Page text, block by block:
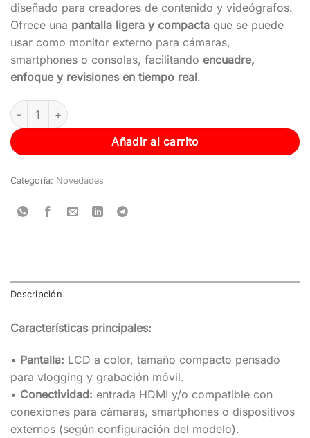
diseñado para creadores de contenido y videógrafos.
Ofrece una pantalla ligera y compacta que se puede
usar como monitor externo para cámaras,
smartphones o consolas, facilitando encuadre,
enfoque y revisiones en tiempo real.
Añadir al carrito
Categoría: Novedades
Descripción
Características principales:
• Pantalla: LCD a color, tamaño compacto pensado
para vlogging y grabación móvil.
• Conectividad: entrada HDMI y/o compatible con
conexiones para cámaras, smartphones o dispositivos
externos (según configuración del modelo).